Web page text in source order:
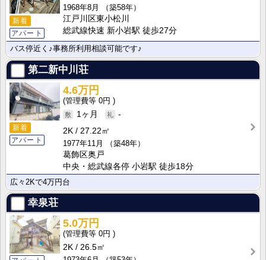
新着
アパート
1968年8月
（築58年）
江戸川区東小松川
総武線快速 新小岩駅 徒歩27分
バス停近く♪事務所利用相談可能です♪
第二新中川荘
新着
アパート
4.6万円
0円
1ヶ月
-
2K
27.22㎡
1977年11月
（築48年）
葛飾区奥戸
中央・総武線各停 小岩駅 徒歩18分
広々2Kで4万円台
幸泉荘
5.0万円
0円
2K
26.5㎡